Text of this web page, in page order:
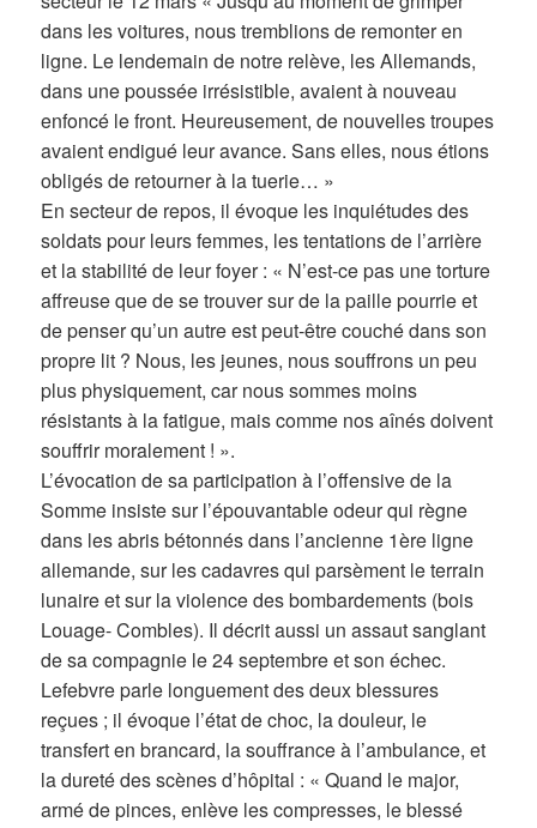
dans les voitures, nous tremblions de remonter en
ligne. Le lendemain de notre relève, les Allemands,
dans une poussée irrésistible, avaient à nouveau
enfoncé le front. Heureusement, de nouvelles troupes
avaient endigué leur avance. Sans elles, nous étions
obligés de retourner à la tuerie… »
En secteur de repos, il évoque les inquiétudes des
soldats pour leurs femmes, les tentations de l’arrière
et la stabilité de leur foyer : « N’est-ce pas une torture
affreuse que de se trouver sur de la paille pourrie et
de penser qu’un autre est peut-être couché dans son
propre lit ? Nous, les jeunes, nous souffrons un peu
plus physiquement, car nous sommes moins
résistants à la fatigue, mais comme nos aînés doivent
souffrir moralement ! ».
L’évocation de sa participation à l’offensive de la
Somme insiste sur l’épouvantable odeur qui règne
dans les abris bétonnés dans l’ancienne 1ère ligne
allemande, sur les cadavres qui parsèment le terrain
lunaire et sur la violence des bombardements (bois
Louage- Combles). Il décrit aussi un assaut sanglant
de sa compagnie le 24 septembre et son échec.
Lefebvre parle longuement des deux blessures
reçues ; il évoque l’état de choc, la douleur, le
transfert en brancard, la souffrance à l’ambulance, et
la dureté des scènes d’hôpital : « Quand le major,
armé de pinces, enlève les compresses, le blessé